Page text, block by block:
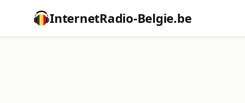
InternetRadio-Belgie.be